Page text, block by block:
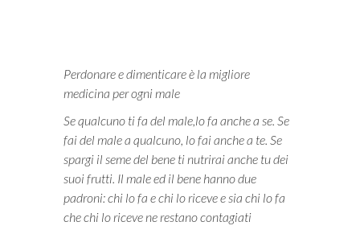
Perdonare e dimenticare è la migliore
medicina per ogni male
Se qualcuno ti fa del male,lo fa anche a se. Se
fai del male a qualcuno, lo fai anche a te. Se
spargi il seme del bene ti nutrirai anche tu dei
suoi frutti. Il male ed il bene hanno due
padroni: chi lo fa e chi lo riceve e sia chi lo fa
che chi lo riceve ne restano contagiati